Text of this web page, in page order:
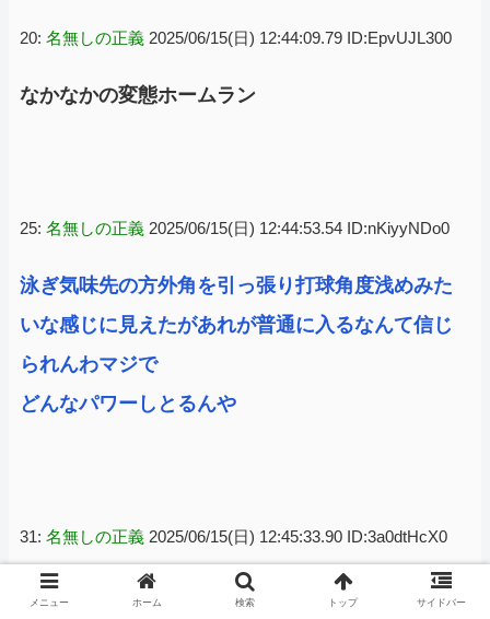
20: 名無しの正義 2025/06/15(日) 12:44:09.79 ID:EpvUJL300
なかなかの変態ホームラン
25: 名無しの正義 2025/06/15(日) 12:44:53.54 ID:nKiyyNDo0
泳ぎ気味先の方外角を引っ張り打球角度浅めみた
いな感じに見えたがあれが普通に入るなんて信じ
られんわマジで
どんなパワーしとるんや
31: 名無しの正義 2025/06/15(日) 12:45:33.90 ID:3a0dtHcX0
あの感じでスタンドインは化け物やな
メニュー ホーム 検索 トップ サイドバー